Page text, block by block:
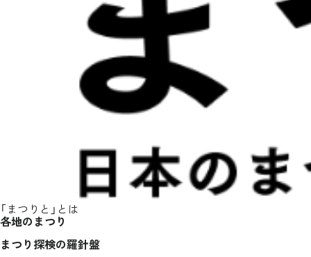
「まつりと」とは
各地のまつり
まつり探検の羅針盤